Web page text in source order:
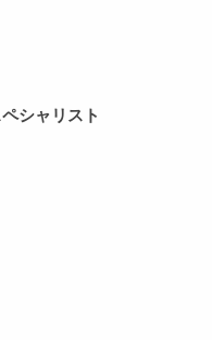
シャリスト